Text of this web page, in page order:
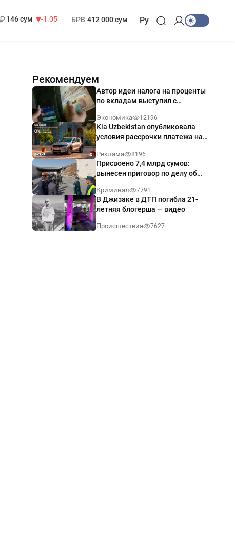
146 сум
-1.05
БРВ 412 000 сум Ру
Рекомендуем
Автор идеи налога на проценты
по вкладам выступил с
Экономика 12196
Kia Uzbekistan опубликовала
условия рассрочки платежа на
годовых
Реклама 8196
Присвоено 7,4 млрд сумов:
вынесен приговор по делу об
Ташкенте
Криминал 7791
В Джизаке в ДТП погибла 21-
летняя блогерша — видео
Происшествия 7627